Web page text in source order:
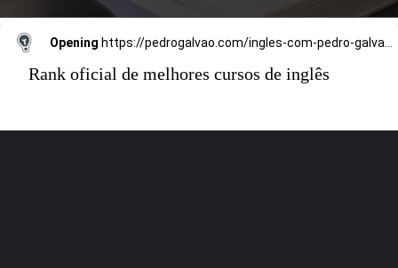
Opening https://pedrogalvao.com/ingles-com-pedro-galvao-si/
Rank oficial de melhores cursos de inglês